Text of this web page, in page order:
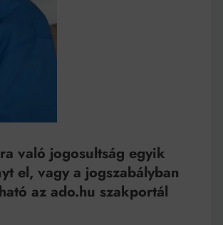
a zseni, aki belenézett a saját koponyájába
akarja uralni – de nem csak a 80-as években
akkor működik, ha jól van felújítva
való jogosultság egyik
el, vagy a jogszabályban
az ado.hu szakportál